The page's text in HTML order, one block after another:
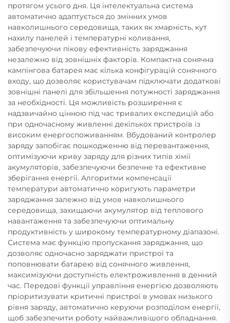
протягом усього дня. Ця інтелектуальна система
автоматично адаптується до змінних умов
навколишнього середовища, таких як хмарність, кут
нахилу панелей і температурні коливання,
забезпечуючи пікову ефективність заряджання
незалежно від зовнішніх факторів. Компактна сонячна
кампінгова батарея має кілька конфігурацій сонячного
входу, що дозволяє користувачам підключати додаткові
зовнішні панелі для збільшення потужності заряджання
за необхідності. Ця можливість розширення є
надзвичайно цінною під час тривалих експедицій або
при одночасному живленні декількох пристроїв із
високим енергоспоживанням. Вбудований контролер
заряду запобігає пошкодженню від перевантаження,
оптимізуючи криву заряду для різних типів хімії
акумуляторів, забезпечуючи безпечне та ефективне
зберігання енергії. Алгоритми компенсації
температури автоматично коригують параметри
заряджання залежно від умов навколишнього
середовища, захищаючи акумулятор від теплового
навантаження та забезпечуючи оптимальну
продуктивність у широкому температурному діапазоні.
Система має функцію пропускання заряджання, що
дозволяє одночасно заряджати пристрої та
поповнювати батарею від сонячного живлення,
максимізуючи доступність електроживлення в денний
час. Передові функції управління енергією дозволяють
пріоритизувати критичні пристрої в умовах низького
рівня заряду, автоматично керуючи розподілом енергії,
щоб забезпечити роботу найважливішого обладнання.